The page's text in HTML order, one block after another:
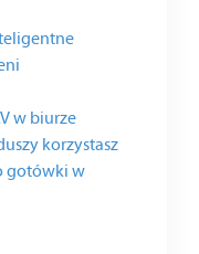
w biurze
korzystasz
gotówki w